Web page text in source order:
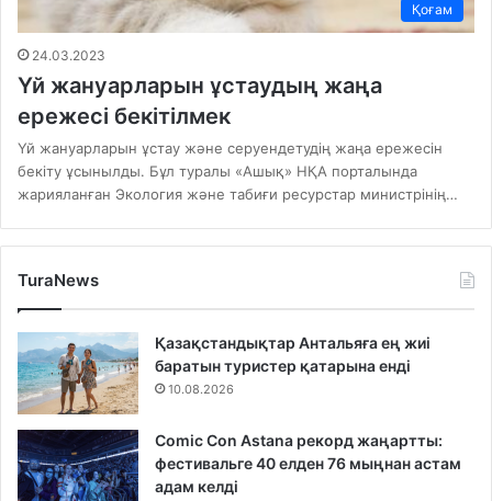
Қоғам
24.03.2023
Үй жануарларын ұстаудың жаңа
ережесі бекітілмек
Үй жануарларын ұстау және серуендетудің жаңа ережесін
бекіту ұсынылды. Бұл туралы «Ашық» НҚА порталында
жарияланған Экология және табиғи ресурстар министрінің…
TuraNews
Қазақстандықтар Антальяға ең жиі
баратын туристер қатарына енді
10.08.2026
Comic Con Astana рекорд жаңартты:
фестивальге 40 елден 76 мыңнан астам
адам келді